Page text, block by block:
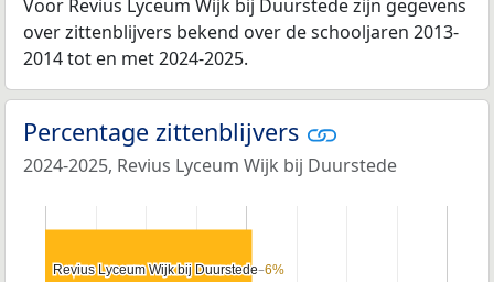
Voor Revius Lyceum Wijk bij Duurstede zijn gegevens
over zittenblijvers bekend over de schooljaren 2013-
2014 tot en met 2024-2025.
Percentage zittenblijvers
2024-2025, Revius Lyceum Wijk bij Duurstede
Revius Lyceum Wijk bij Duurstede
Revius Lyceum Wijk bij Duurstede 6%
6%